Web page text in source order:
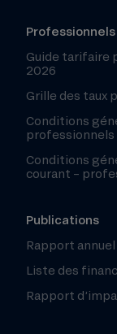
Professionnels
Guide tarifaire
2026
Grille des taux
Conditions
professionnels
Conditions
courant –
Publications
Rapport
Liste des
Rapport